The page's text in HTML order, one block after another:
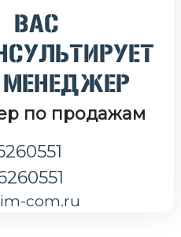
ВАС
по продажам
com.ru